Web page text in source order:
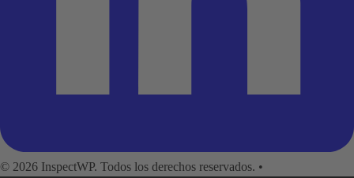
© 2026 InspectWP. Todos los derechos reservados. •